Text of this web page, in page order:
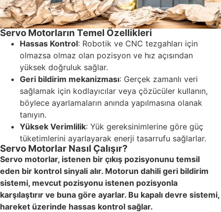
Servo Motorların Temel Özellikleri
Hassas Kontrol: Robotik ve CNC tezgahları için
olmazsa olmaz olan pozisyon ve hız açısından
yüksek doğruluk sağlar.
Geri bildirim mekanizması: Gerçek zamanlı veri
sağlamak için kodlayıcılar veya çözücüler kullanın,
böylece ayarlamaların anında yapılmasına olanak
tanıyın.
Yüksek Verimlilik: Yük gereksinimlerine göre güç
tüketimlerini ayarlayarak enerji tasarrufu sağlarlar.
Servo Motorlar Nasıl Çalışır?
Servo motorlar, istenen bir çıkış pozisyonunu temsil
eden bir kontrol sinyali alır. Motorun dahili geri bildirim
sistemi, mevcut pozisyonu istenen pozisyonla
karşılaştırır ve buna göre ayarlar. Bu kapalı devre sistemi,
hareket üzerinde hassas kontrol sağlar.